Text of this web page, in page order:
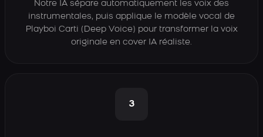
Notre IA sépare automatiquement les voix des
instrumentales, puis applique le modèle vocal de
Playboi Carti (Deep Voice) pour transformer la voix
originale en cover IA réaliste.
3